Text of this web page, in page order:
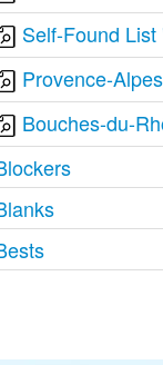
Self-Found List
Provence-
Bouches-du-